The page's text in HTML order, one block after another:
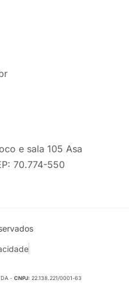
e sala 105 Asa
70.774-550
- CNPJ: 22.138.221/0001-63